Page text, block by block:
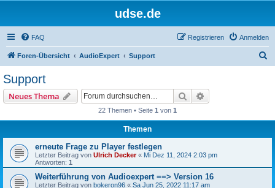
udse.de
FAQ Anmelden
Registrieren
Foren-Übersicht AudioExpert Support
Support
Neues Thema Suche
22 Themen • Seite 1 von 1
Themen
erneute Frage zu Player festlegen
Letzter Beitrag von Ulrich Decker« Mi Dez 11, 2024 2:03 pm
Antworten: 1
Weiterführung von Audioexpert ==> Version 16
Letzter Beitrag von bokeron96 « Sa Jun 25, 2022 11:17 am